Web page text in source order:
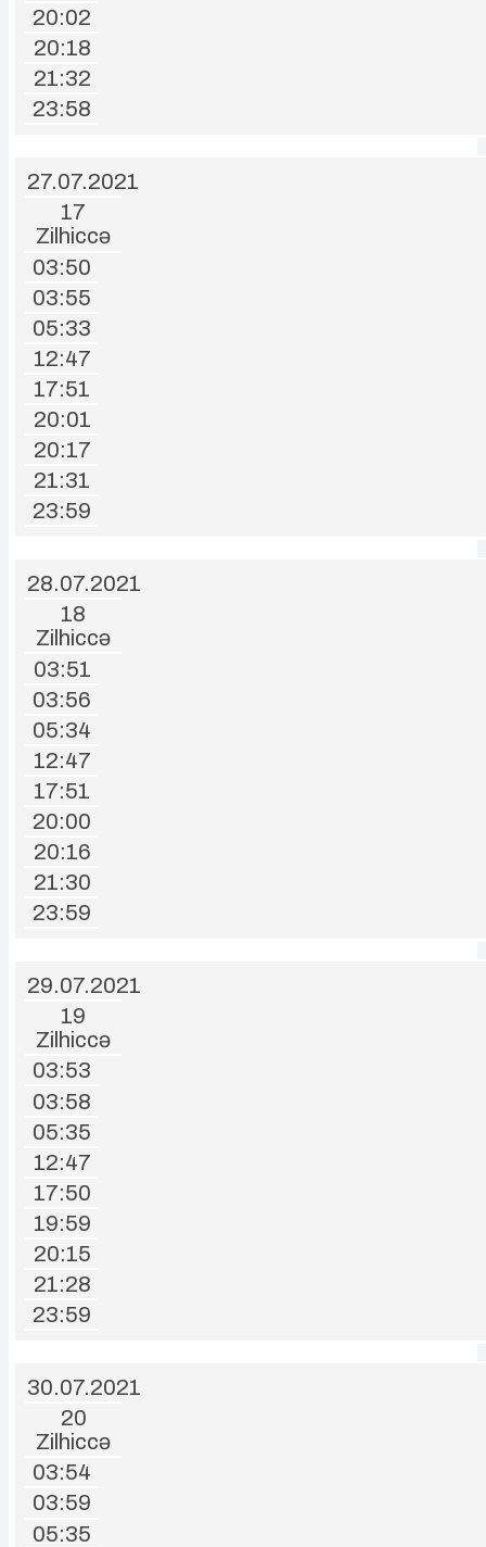
20:02
20:18
21:32
23:58
27.07.2021
17
Zilhiccə
03:50
03:55
05:33
12:47
17:51
20:01
20:17
21:31
23:59
28.07.2021
18
Zilhiccə
03:51
03:56
05:34
12:47
17:51
20:00
20:16
21:30
23:59
29.07.2021
19
Zilhiccə
03:53
03:58
05:35
12:47
17:50
19:59
20:15
21:28
23:59
30.07.2021
20
Zilhiccə
03:54
03:59
05:35